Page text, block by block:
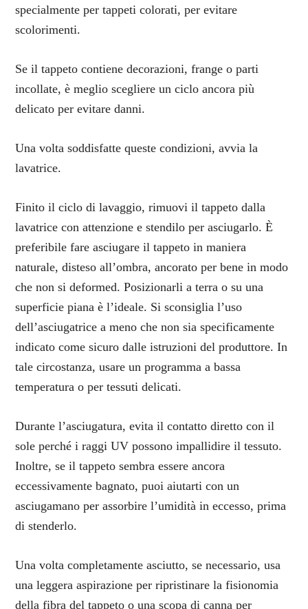
specialmente per tappeti colorati, per evitare
scolorimenti.
Se il tappeto contiene decorazioni, frange o parti
incollate, è meglio scegliere un ciclo ancora più
delicato per evitare danni.
Una volta soddisfatte queste condizioni, avvia la
lavatrice.
Finito il ciclo di lavaggio, rimuovi il tappeto dalla
lavatrice con attenzione e stendilo per asciugarlo. È
preferibile fare asciugare il tappeto in maniera
naturale, disteso all’ombra, ancorato per bene in modo
che non si deformed. Posizionarli a terra o su una
superficie piana è l’ideale. Si sconsiglia l’uso
dell’asciugatrice a meno che non sia specificamente
indicato come sicuro dalle istruzioni del produttore. In
tale circostanza, usare un programma a bassa
temperatura o per tessuti delicati.
Durante l’asciugatura, evita il contatto diretto con il
sole perché i raggi UV possono impallidire il tessuto.
Inoltre, se il tappeto sembra essere ancora
eccessivamente bagnato, puoi aiutarti con un
asciugamano per assorbire l’umidità in eccesso, prima
di stenderlo.
Una volta completamente asciutto, se necessario, usa
una leggera aspirazione per ripristinare la fisionomia
della fibra del tappeto o una scopa di canna per